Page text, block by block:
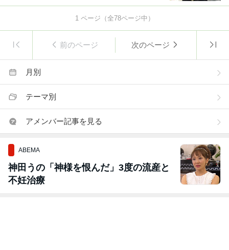
1ページ（全78ページ中）
前のページ 次のページ
月別
テーマ別
アメンバー記事を見る
ABEMA
神田うの「神様を恨んだ」3度の流産と
不妊治療